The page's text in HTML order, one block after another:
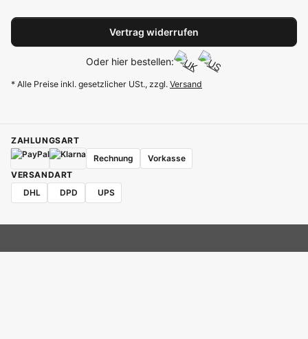
Vertrag widerrufen
Oder hier bestellen:
* Alle Preise inkl. gesetzlicher USt., zzgl. Versand
ZAHLUNGSART
Rechnung
Vorkasse
VERSANDART
DHL
DPD UPS